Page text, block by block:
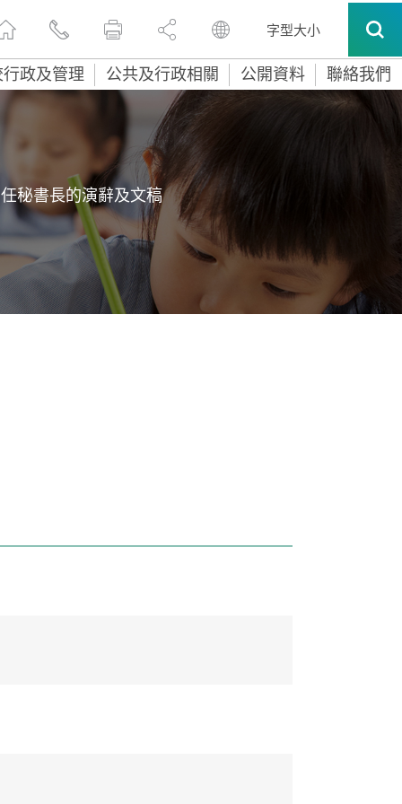
字型大小
政及管理 公共及行政相關 公開資料 聯絡我們
秘書長的演辭及文稿